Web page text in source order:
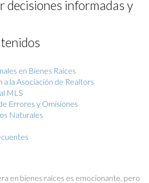
decisiones informadas y
en Bienes Raíces
a la Asociación de Realtors
MLS
Errores y Omisiones
Naturales
en bienes raíces es emocionante, pero